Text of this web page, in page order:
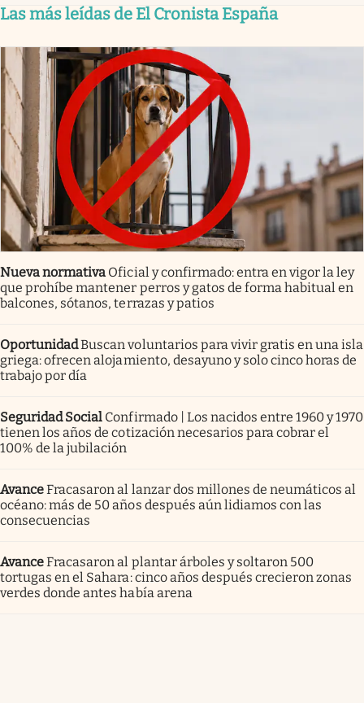
Las más leídas de El Cronista España
Nueva normativa Oficial y confirmado: entra en vigor la ley
que prohíbe mantener perros y gatos de forma habitual en
balcones, sótanos, terrazas y patios
OportunidadBuscan voluntarios para vivir gratis en una isla
griega: ofrecen alojamiento, desayuno y solo cinco horas de
trabajo por día
Seguridad Social Confirmado | Los nacidos entre 1960 y 1970
tienen los años de cotización necesarios para cobrar el
100% de la jubilación
AvanceFracasaron al lanzar dos millones de neumáticos al
océano: más de 50 años después aún lidiamos con las
consecuencias
AvanceFracasaron al plantar árboles y soltaron 500
tortugas en el Sahara: cinco años después crecieron zonas
verdes donde antes había arena